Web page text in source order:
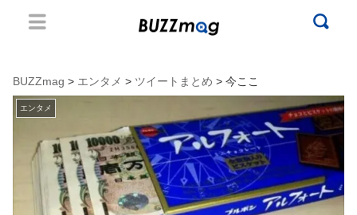
BUZZmag > エンタメ > ツイートまとめ > 今ここ
エンタメ